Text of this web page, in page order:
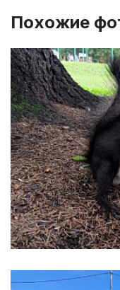
Похожие